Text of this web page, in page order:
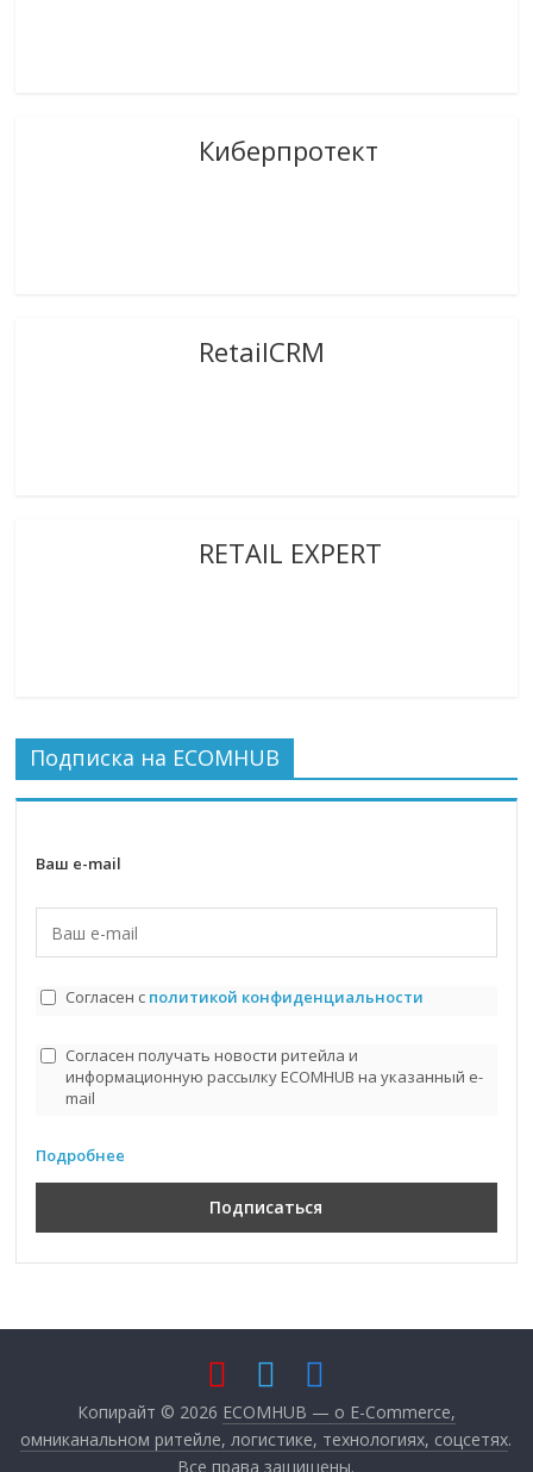
Киберпротект
RetailCRM
RETAIL EXPERT
Подписка на ECOMHUB
Ваш e-mail
Согласен с политикой конфиденциальности
Согласен получать новости ритейла и
информационную рассылку ECOMHUB на указанный e-
mail
Подробнее
Копирайт © 2026 ECOMHUB — о E-Commerce,
омниканальном ритейле, логистике, технологиях, соцсетях.
Все права защищены.